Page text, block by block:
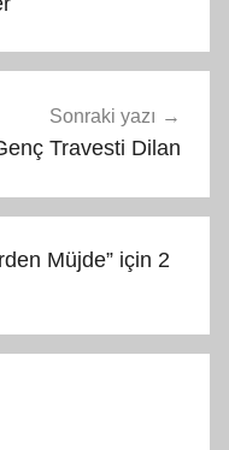
Sonraki yazı
Travesti Dilan
Müjde” için 2